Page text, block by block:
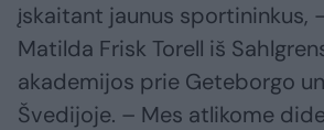
įskaitant jaunus sportininkus,
Matilda Frisk Torell iš
akademijos prie Geteborgo
Švedijoje. – Mes atlikome